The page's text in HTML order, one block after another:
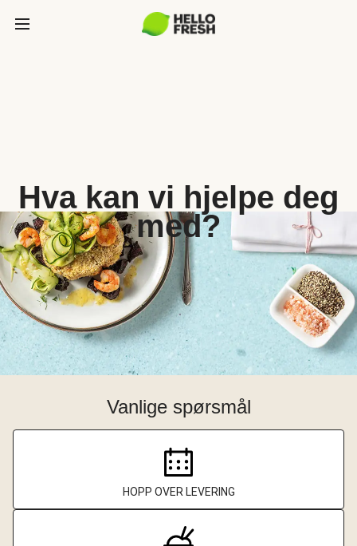
Hva kan vi hjelpe deg
med?
Vanlige spørsmål
HOPP OVER LEVERING